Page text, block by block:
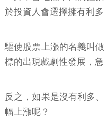
於投資人會選擇擁有利
驅使股票上漲的名義叫
標的出現戲劇性發展，
反之，如果是沒有利多
幅上漲呢？